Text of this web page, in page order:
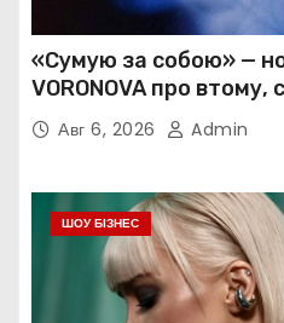
«Сумую за собою» —
VORONOVA про
до себе
Авг 6, 2026 Admin
ШОУ БІЗНЕС